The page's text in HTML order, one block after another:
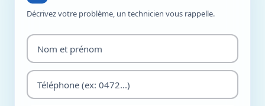
Décrivez votre problème, un technicien vous rappelle.